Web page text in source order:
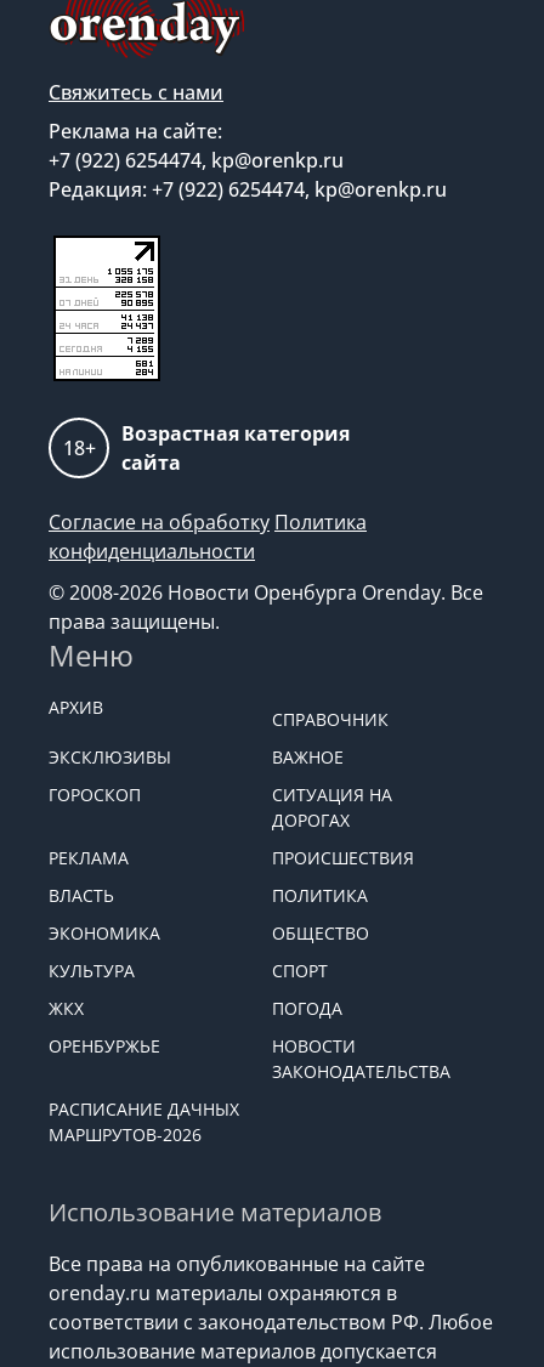
Свяжитесь с нами
Реклама на сайте:
+7 (922) 6254474, kp@orenkp.ru
Редакция: +7 (922) 6254474, kp@orenkp.ru
18+
Возрастная категория
сайта
Согласие на обработку Политика
конфиденциальности
© 2008-2026 Новости Оренбурга Orenday. Все
права защищены.
Меню
АРХИВ
СПРАВОЧНИК
ЭКСКЛЮЗИВЫ
ВАЖНОЕ
ГОРОСКОП
СИТУАЦИЯ НА
ДОРОГАХ
РЕКЛАМА
ПРОИСШЕСТВИЯ
ВЛАСТЬ
ПОЛИТИКА
ЭКОНОМИКА
ОБЩЕСТВО
КУЛЬТУРА
СПОРТ
ЖКХ
ПОГОДА
ОРЕНБУРЖЬЕ
НОВОСТИ
ЗАКОНОДАТЕЛЬСТВА
РАСПИСАНИЕ ДАЧНЫХ
МАРШРУТОВ-2026
Использование материалов
Все права на опубликованные на сайте
orenday.ru материалы охраняются в
соответствии с законодательством РФ. Любое
использование материалов допускается